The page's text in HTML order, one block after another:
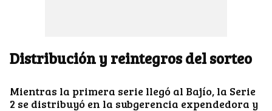
Distribución y reintegros del sorteo
Mientras la primera serie llegó al Bajío, la Serie
2 se distribuyó en la subgerencia expendedora y